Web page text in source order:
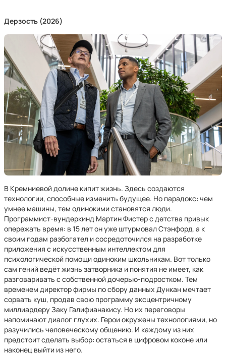
Дерзость (2026)
В Кремниевой долине кипит жизнь. Здесь создаются
технологии, способные изменить будущее. Но парадокс: чем
умнее машины, тем одинокими становятся люди.
Программист-вундеркинд Мартин Фистер с детства привык
опережать время: в 15 лет он уже штурмовал Стэнфорд, а к
своим годам разбогател и сосредоточился на разработке
приложения с искусственным интеллектом для
психологической помощи одиноким школьникам. Вот только
сам гений ведёт жизнь затворника и понятия не имеет, как
разговаривать с собственной дочерью-подростком. Тем
временем директор фирмы по сбору данных Дункан мечтает
сорвать куш, продав свою программу эксцентричному
миллиардеру Заку Галифианакису. Но их переговоры
напоминают диалог глухих. Герои окружены технологиями, но
разучились человеческому общению. И каждому из них
предстоит сделать выбор: остаться в цифровом коконе или
наконец выйти из него.